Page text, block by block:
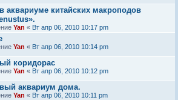
аквариуме китайских макроподов
Yan « Вт апр 06, 2010 10:17 pm
Yan « Вт апр 06, 2010 10:14 pm
коридорас
Yan « Вт апр 06, 2010 10:12 pm
аквариум дома.
Yan « Вт апр 06, 2010 10:11 pm